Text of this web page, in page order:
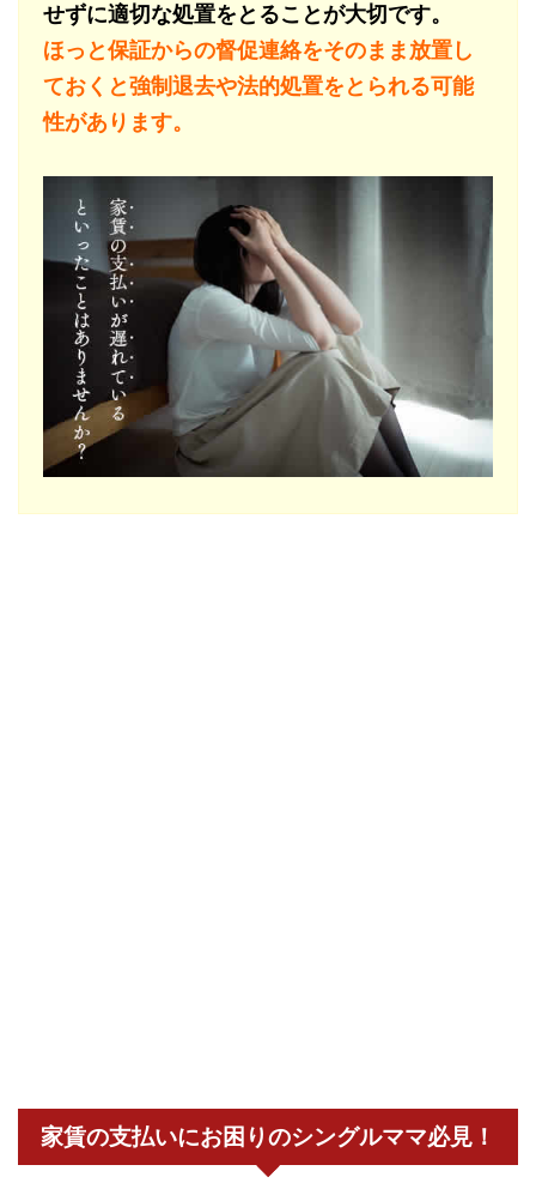
せずに適切な処置をとることが大切です。
ほっと保証からの督促連絡をそのまま放置し
ておくと強制退去や法的処置をとられる可能
性があります。
家賃の支払いにお困りのシングルママ必見！